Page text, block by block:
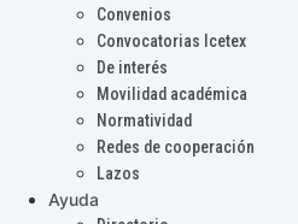
Convenios
Convocatorias Icetex
De interés
Movilidad académica
Normatividad
Redes de cooperación
Lazos
Ayuda